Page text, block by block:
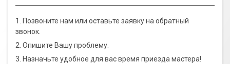
1. Позвоните нам или оставьте заявку на обратный
звонок.
2. Опишите Вашу проблему.
3. Назначьте удобное для вас время приезда мастера!